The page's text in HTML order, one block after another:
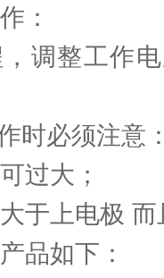
：
调整工作
时必须注意
过大；
于上电极 而
品如下：